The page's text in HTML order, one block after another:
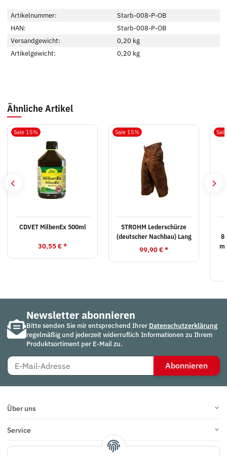
Artikelnummer:
Starb-008-P-OB
HAN:
Starb-008-P-OB
Versandgewicht:
0,20 kg
Artikelgewicht:
0,20 kg
Ähnliche Artikel
Sale 15%
CDVET MilbenEx 500ml
30,55 €*
Sale 15%
STROHM Lederschürze
(deutscher Nachbau) Lang
99,90 €*
Newsletter abonnieren
Bitte senden Sie mir entsprechend Ihrer Datenschutzerklärung
regelmäßig und jederzeit widerruflich Informationen zu Ihrem
Produktsortiment per E-Mail zu.
Abonnieren
Über uns
Service
Infos